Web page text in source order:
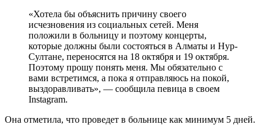
«Хотела бы объяснить причину своего
исчезновения из социальных сетей. Меня
положили в больницу и поэтому концерты,
которые должны были состояться в Алматы и Нур-
Султане, переносятся на 18 октября и 19 октября.
Поэтому прошу понять меня. Мы обязательно с
вами встретимся, а пока я отправляюсь на покой,
выздоравливать», — сообщила певица в своем
Instagram.
Она отметила, что проведет в больнице как минимум 5 дней.